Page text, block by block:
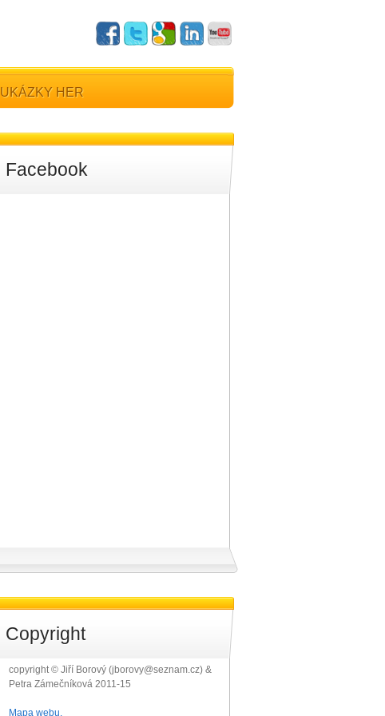
UKÁZKY HER
Facebook
Copyright
copyright © Jiří Borový (jborovy@seznam.cz) &
Petra Zámečníková 2011-15
Mapa webu.